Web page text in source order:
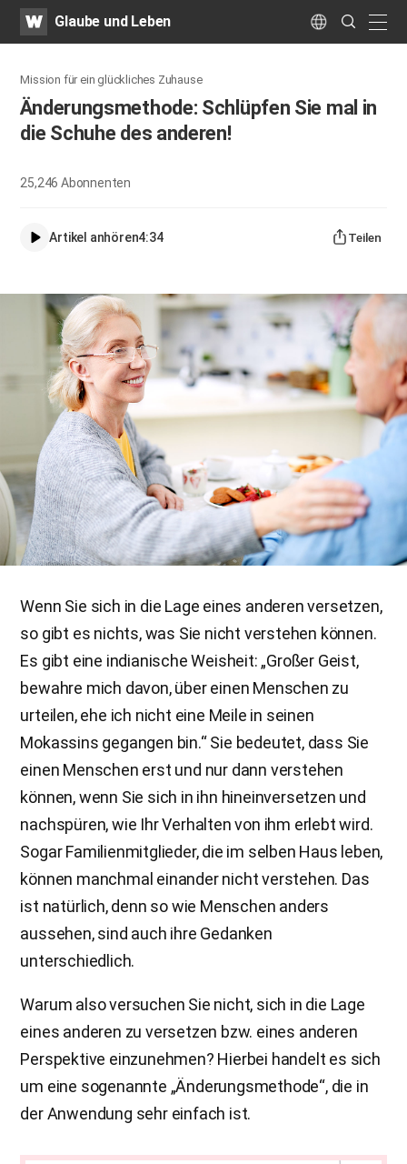
WATVGlaube und Leben Language
Search
Submit
Mission für ein glückliches Zuhause
Änderungsmethode: Schlüpfen Sie mal in
die Schuhe des anderen!
25,246Abonnenten
Artikel anhören4:34 Teilen
Wenn Sie sich in die Lage eines anderen versetzen,
so gibt es nichts, was Sie nicht verstehen können.
Es gibt eine indianische Weisheit: „Großer Geist,
bewahre mich davon, über einen Menschen zu
urteilen, ehe ich nicht eine Meile in seinen
Mokassins gegangen bin.“ Sie bedeutet, dass Sie
einen Menschen erst und nur dann verstehen
können, wenn Sie sich in ihn hineinversetzen und
nachspüren, wie Ihr Verhalten von ihm erlebt wird.
Sogar Familienmitglieder, die im selben Haus leben,
können manchmal einander nicht verstehen. Das
ist natürlich, denn so wie Menschen anders
aussehen, sind auch ihre Gedanken
unterschiedlich.
Warum also versuchen Sie nicht, sich in die Lage
eines anderen zu versetzen bzw. eines anderen
Perspektive einzunehmen? Hierbei handelt es sich
um eine sogenannte „Änderungsmethode“, die in
der Anwendung sehr einfach ist.